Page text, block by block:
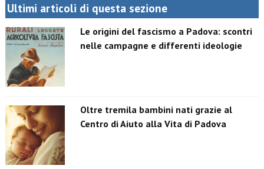
Ultimi articoli di questa sezione
Le origini del fascismo a Padova: scontri
nelle campagne e differenti ideologie
Oltre tremila bambini nati grazie al
Centro di Aiuto alla Vita di Padova